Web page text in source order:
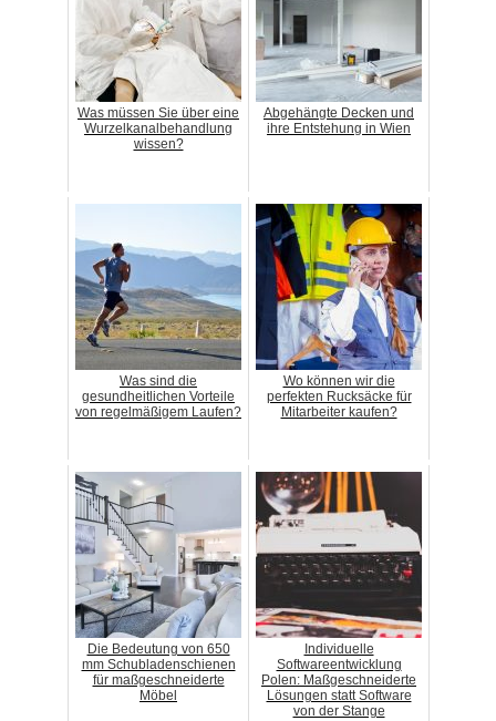
Was müssen Sie über eine
Wurzelkanalbehandlung
wissen?
Abgehängte Decken und
ihre Entstehung in Wien
Was sind die
gesundheitlichen Vorteile
von regelmäßigem Laufen?
Wo können wir die
perfekten Rucksäcke für
Mitarbeiter kaufen?
Die Bedeutung von 650
mm Schubladenschienen
für maßgeschneiderte
Möbel
Individuelle
Softwareentwicklung
Polen: Maßgeschneiderte
Lösungen statt Software
von der Stange